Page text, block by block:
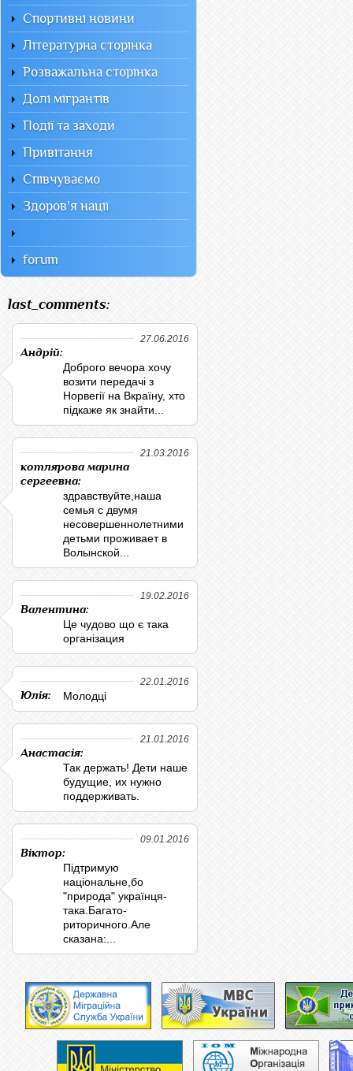
Спортивні новини
Літературна сторінка
Розважальна сторінка
Долі мігрантів
Події та заходи
Привітання
Співчуваємо
Здоров'я нації
forum
last_comments:
27.06.2016
Андрій:
Доброго вечора хочу
возити передачі з
Норвегії на Вкраїну, хто
підкаже як знайти...
21.03.2016
котлярова марина
сергеевна:
здравствуйте,наша
семья с двумя
несовершеннолетними
детьми проживает в
Волынской...
19.02.2016
Валентина:
Це чудово що є така
організация
22.01.2016
Юлія: Молодці
21.01.2016
Анастасія:
Так держать! Дети наше
будущие, их нужно
поддерживать.
09.01.2016
Віктор:
Підтримую
національне,бо
"природа" українця-
така.Багато-
риторичного.Але
сказана:...